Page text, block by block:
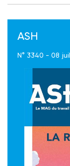
ASH
N° 3340 - 08